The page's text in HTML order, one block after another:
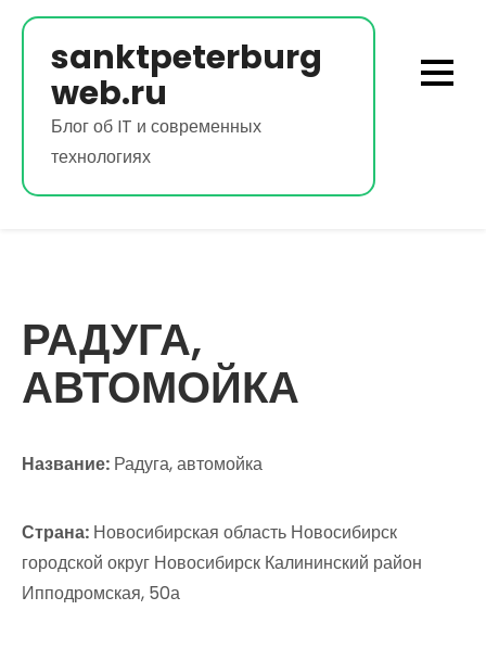
Перейти
содержимому
sanktpeterburg
web.ru
Блог об IT и современных
технологиях
РАДУГА,
АВТОМОЙКА
Название: Радуга, автомойка
Страна: Новосибирская область Новосибирск
городской округ Новосибирск Калининский район
Ипподромская, 50а